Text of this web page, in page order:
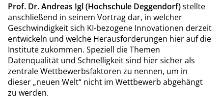
Prof. Dr. Andreas Igl (Hochschule Deggendorf)stellte
anschließend in seinem Vortrag dar, in welcher
Geschwindigkeit sich KI-bezogene Innovationen derzeit
entwickeln und welche Herausforderungen hier auf die
Institute zukommen. Speziell die Themen
Datenqualität und Schnelligkeit sind hier sicher als
zentrale Wettbewerbsfaktoren zu nennen, um in
dieser „neuen Welt“ nicht im Wettbewerb abgehängt
zu werden.